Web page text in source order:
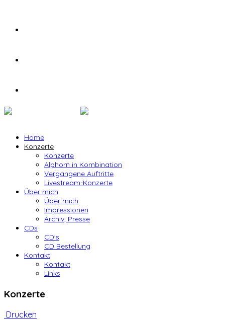
Home
Konzerte
Konzerte
Alphorn in Kombination
Vergangene Auftritte
Livestream-Konzerte
Über mich
Über mich
Impressionen
Archiv, Presse
CDs
CD's
CD Bestellung
Kontakt
Kontakt
Links
Konzerte
Drucken